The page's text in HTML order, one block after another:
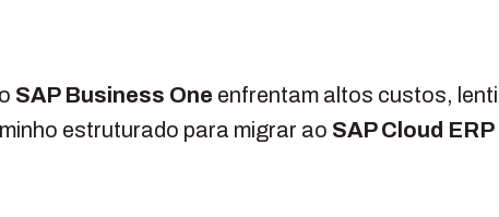
SAP Business One enfrentam altos custos,
estruturado para migrar ao SAP Cloud ERP